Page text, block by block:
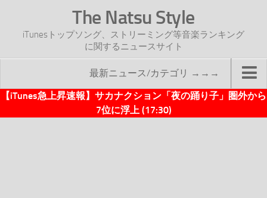
The Natsu Style
iTunesトップソング、ストリーミング等音楽ランキング
に関するニュースサイト
最新ニュース/カテゴリ →→→
TOP
【iTunes急上昇速報】サカナクション「夜の踊り子」圏外から
7位に浮上 (17:30)